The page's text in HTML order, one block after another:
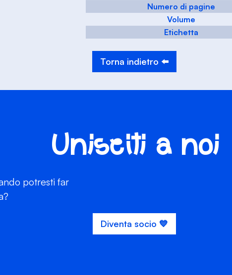
Numero di pagine
Volume
Etichetta
Torna indietro ⬅️
Unisciti a noi
potresti far
Diventa socio 💙